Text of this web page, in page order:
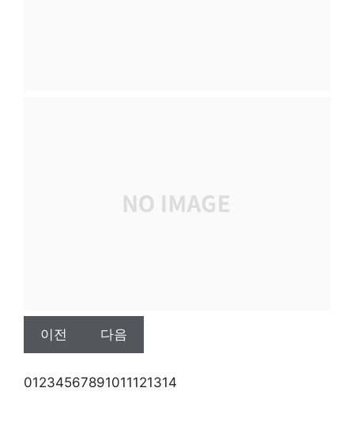
이전 다음
01234567891011121314